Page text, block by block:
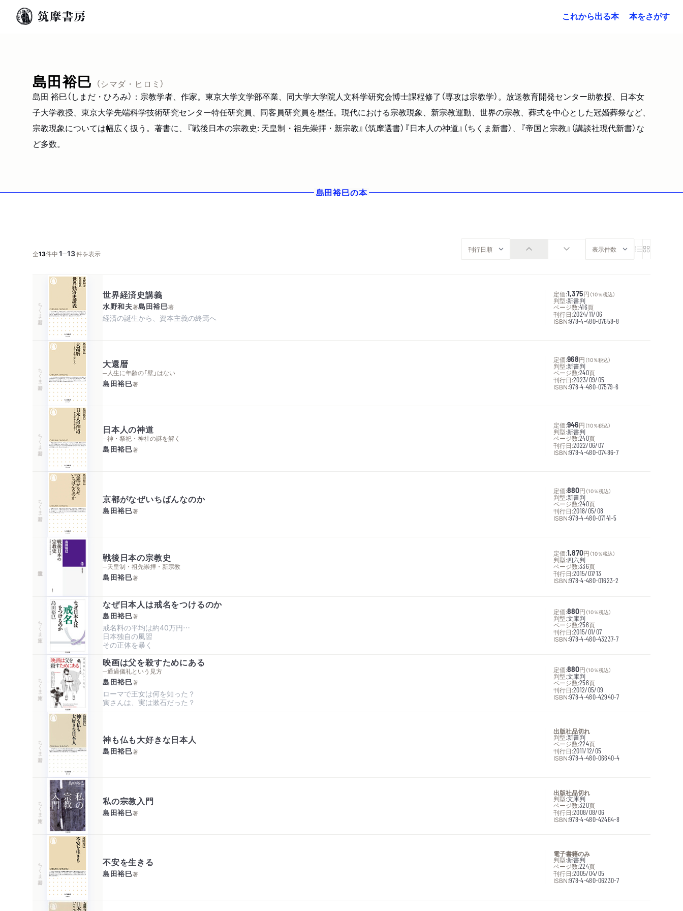
これから出る本 本をさがす
島田裕巳 （シマダ・ヒロミ）
島田 裕巳（しまだ・ひろみ）：宗教学者、作家。東京大学文学部卒業、同大学大学院人文科学研究会博士課程修了（専攻は宗教学）。放送教育開発センター助教授、日本女
子大学教授、東京大学先端科学技術研究センター特任研究員、同客員研究員を歴任。現代における宗教現象、新宗教運動、世界の宗教、葬式を中心とした冠婚葬祭など、
宗教現象については幅広く扱う。著書に、『戦後日本の宗教史: 天皇制・祖先崇拝・新宗教』（筑摩選書）『日本人の神道』（ちくま新書）、『帝国と宗教』（講談社現代新書）な
ど多数。
島田裕巳の本
全13件中1─13件を表示
ちくま新書
世界経済史講義
水野和夫著島田裕巳著
経済の誕生から、資本主義の終焉へ
定価:1,375円 （10％税込）
判型:新書判
ページ数:416頁
刊行日:2024/11/06
ISBN:978-4-480-07658-8
ちくま新書
大還暦
─人生に年齢の「壁」はない
島田裕巳著
定価:968円 （10％税込）
判型:新書判
ページ数:240頁
刊行日:2023/09/05
ISBN:978-4-480-07579-6
ちくま新書
日本人の神道
─神・祭祀・神社の謎を解く
島田裕巳著
定価:946円 （10％税込）
判型:新書判
ページ数:240頁
刊行日:2022/06/07
ISBN:978-4-480-07486-7
ちくま新書 京都がなぜいちばんなのか
島田裕巳著
定価:880円 （10％税込）
判型:新書判
ページ数:240頁
刊行日:2018/05/08
ISBN:978-4-480-07141-5
戦後日本の宗教史
─天皇制・祖先崇拝・新宗教
島田裕巳著
定価:1,870円 （10％税込）
判型:四六判
ページ数:336頁
刊行日:2015/07/13
ISBN:978-4-480-01623-2
ちくま文庫
なぜ日本人は戒名をつけるのか
島田裕巳著
戒名料の平均は約40万円…
日本独自の風習
その正体を暴く
定価:880円 （10％税込）
判型:文庫判
ページ数:256頁
刊行日:2015/01/07
ISBN:978-4-480-43237-7
ちくま文庫
映画は父を殺すためにある
─通過儀礼という見方
島田裕巳著
ローマで王女は何を知った？
寅さんは、実は漱石だった？
定価:880円 （10％税込）
判型:文庫判
ページ数:256頁
刊行日:2012/05/09
ISBN:978-4-480-42940-7
ちくま新書 神も仏も大好きな日本人
島田裕巳著
出版社品切れ
判型:新書判
ページ数:224頁
刊行日:2011/12/05
ISBN:978-4-480-06640-4
ちくま文庫 私の宗教入門
島田裕巳著
出版社品切れ
判型:文庫判
ページ数:320頁
刊行日:2008/08/06
ISBN:978-4-480-42464-8
ちくま新書 不安を生きる
島田裕巳著
電子書籍のみ
判型:新書判
ページ数:224頁
刊行日:2005/04/05
ISBN:978-4-480-06230-7